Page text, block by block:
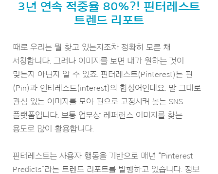
3년 연속 적중율 80%?! 핀터레스트
트렌드 리포트
때로 우리는 뭘 찾고 있는지조차 정확히 모른 채
서칭합니다. 그러나 이미지를 보면 내가 원하는 것이
맞는지 아닌지 알 수 있죠. 핀터레스트(Pinterest)는 핀
(Pin)과 인터레스트(interest)의 합성어인데요. 말 그대로
관심 있는 이미지를 모아 핀으로 고정시켜 놓는 SNS
플랫폼입니다. 보통 업무상 레퍼런스 이미지를 찾는
용도로 많이 활용합니다.
핀터레스트는 사용자 행동을 기반으로 매년 “Pinterest
Predicts”라는 트렌드 리포트를 발행하고 있습니다. 정보